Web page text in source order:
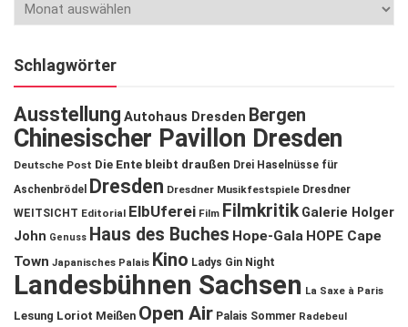
Schlagwörter
Ausstellung Autohaus Dresden Bergen
Chinesischer Pavillon Dresden
Deutsche Post Die Ente bleibt draußen Drei Haselnüsse für
Aschenbrödel
Dresden Dresdner Musikfestspiele Dresdner
WEITSICHT Editorial ElbUferei Film Filmkritik Galerie Holger
John Genuss Haus des Buches Hope-Gala HOPE Cape
Town Japanisches Palais Kino Ladys Gin Night
Landesbühnen Sachsen La Saxe à Paris
Lesung Loriot Meißen Open Air Palais Sommer Radebeul